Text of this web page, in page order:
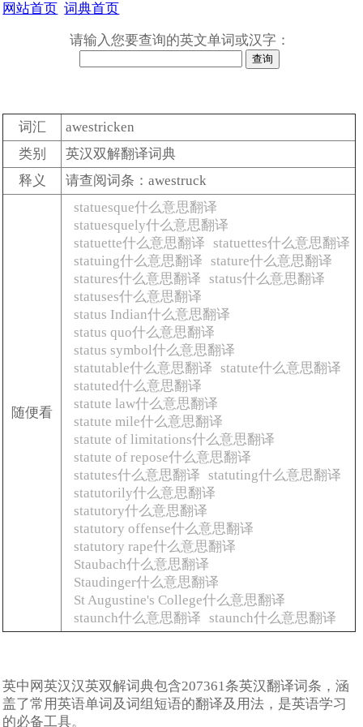
网站首页 词典首页
请输入您要查询的英文单词或汉字：
词汇
awestricken
类别
英汉双解翻译词典
释义
请查阅词条：awestruck
随便看
statuesque什么意思翻译
statuesquely什么意思翻译
statuette什么意思翻译 statuettes什么意思翻译
statuing什么意思翻译 stature什么意思翻译
statures什么意思翻译 status什么意思翻译
statuses什么意思翻译
status Indian什么意思翻译
status quo什么意思翻译
status symbol什么意思翻译
statutable什么意思翻译 statute什么意思翻译
statuted什么意思翻译
statute law什么意思翻译
statute mile什么意思翻译
statute of limitations什么意思翻译
statute of repose什么意思翻译
statutes什么意思翻译 statuting什么意思翻译
statutorily什么意思翻译
statutory什么意思翻译
statutory offense什么意思翻译
statutory rape什么意思翻译
Staubach什么意思翻译
Staudinger什么意思翻译
St Augustine's College什么意思翻译
staunch什么意思翻译 staunch什么意思翻译
英中网英汉汉英双解词典包含207361条英汉翻译词条，涵
盖了常用英语单词及词组短语的翻译及用法，是英语学习
的必备工具。